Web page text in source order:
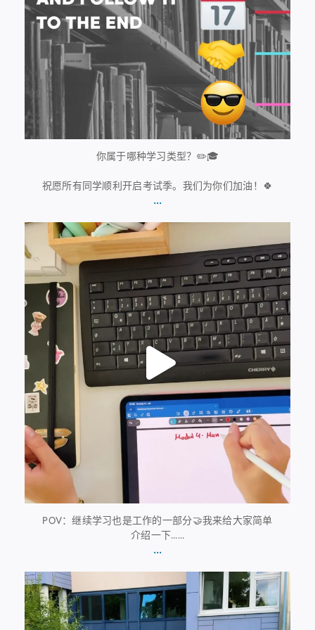
你属于哪种学习类型？✏️🎓
祝愿所有同学顺利开启考试季。我们为你们加油！🍀
...
7月13日
61
POV：继续学习也是工作的一部分🤝我来给大家简单
介绍一下……
...
112 6